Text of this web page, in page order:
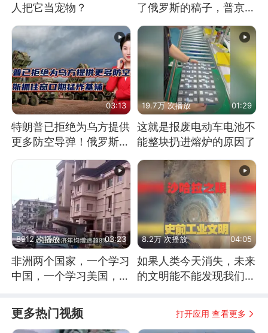
人把它当宠物？
了俄罗斯的稿子，普京说
战胜自己就是胜利
03:13
特朗普已拒绝为乌方提供
更多防空导弹！俄罗斯抓
19.7万 次播放 01:29
这就是报废电动车电池不
能整块扔进熔炉的原因了
8912 次播放 03:23
非洲两个国家，一个学习
中国，一个学习美国，结
8.2万 次播放 04:05
如果人类今天消失，未来
的文明能不能发现我们存
更多热门视频 打开应用 查看更多